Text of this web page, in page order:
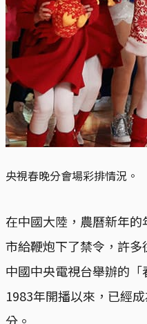
央視春晚分會場彩排情況。
在中國大陸，農曆新年
市給鞭炮下了禁令，許
中國中央電視台舉辦的
1983年開播以來，已經